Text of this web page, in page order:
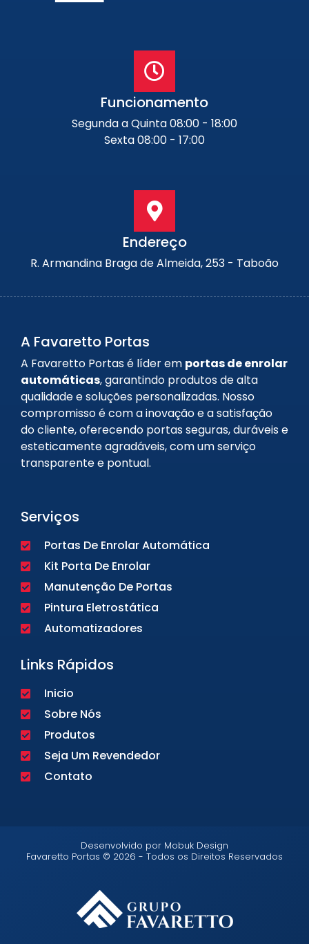
Funcionamento
Segunda a Quinta 08:00 - 18:00
Sexta 08:00 - 17:00
Endereço
R. Armandina Braga de Almeida, 253 - Taboão
A Favaretto Portas
A Favaretto Portas é líder em portas de enrolar
automáticas, garantindo produtos de alta
qualidade e soluções personalizadas. Nosso
compromisso é com a inovação e a satisfação
do cliente, oferecendo portas seguras, duráveis e
esteticamente agradáveis, com um serviço
transparente e pontual.
Serviços
Portas De Enrolar Automática
Kit Porta De Enrolar
Manutenção De Portas
Pintura Eletrostática
Automatizadores
Links Rápidos
Inicio
Sobre Nós
Produtos
Seja Um Revendedor
Contato
Desenvolvido por Mobuk Design
Favaretto Portas © 2026 - Todos os Direitos Reservados